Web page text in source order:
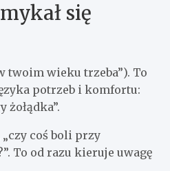
się
twoim wieku trzeba”). To
potrzeb i komfortu:
żołądka”.
„czy coś boli przy
To od razu kieruje uwagę